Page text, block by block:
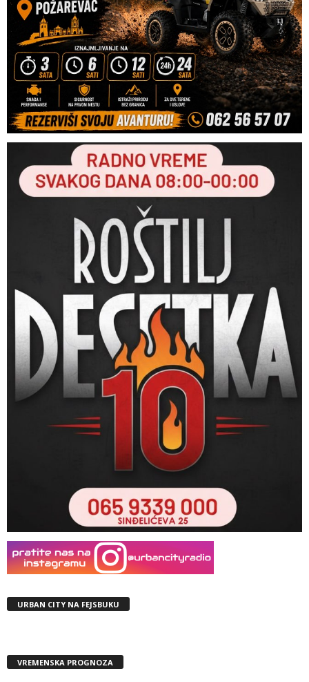
URBAN CITY NA FEJSBUKU
VREMENSKA PROGNOZA